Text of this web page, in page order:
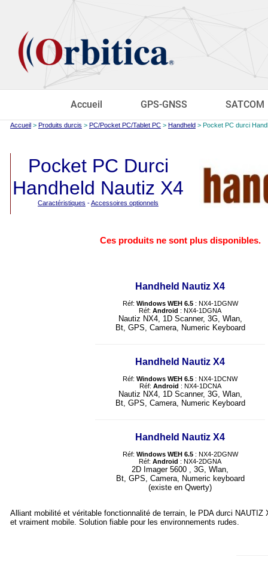
Accueil GPS-GNSS SATCOM
Accueil > Produits durcis > PC/Pocket PC/Tablet PC > Handheld > Pocket PC durci
Pocket PC Durci
Handheld Nautiz X4
Caractéristiques -Accessoires optionnels
Ces produits ne sont plus disponibles.
Handheld Nautiz X4
Réf: Windows WEH 6.5: NX4-1DGNW
Réf: Android : NX4-1DGNA
Nautiz NX4, 1D Scanner, 3G, Wlan,
Bt, GPS, Camera, Numeric Keyboard
Handheld Nautiz X4
Réf: Windows WEH 6.5 : NX4-1DCNW
Réf: Android : NX4-1DCNA
Nautiz NX4, 1D Scanner, 3G, Wlan,
Bt, GPS, Camera, Numeric Keyboard
Handheld Nautiz X4
Réf: Windows WEH 6.5: NX4-2DGNW
Réf: Android : NX4-2DGNA
2D Imager 5600 , 3G, Wlan,
Bt, GPS, Camera, Numeric keyboard
(existe en Qwerty)
Alliant mobilité et véritable fonctionnalité de terrain, le PDA durci
et vraiment mobile. Solution fiable pour les environnements rudes.